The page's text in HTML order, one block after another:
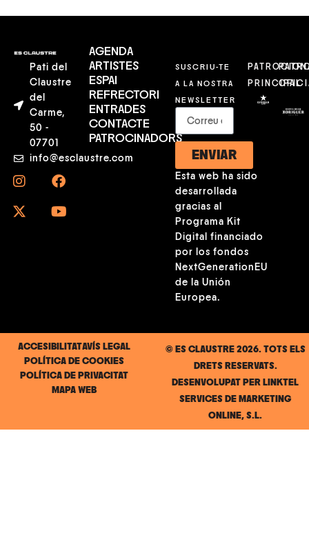
Pati del
Claustre
del
Carme,
50 -
07701
info@esclaustre.com
AGENDA
ARTISTES
ESPAI
REFRECTORI
ENTRADES
CONTACTE
PATROCINADORS
SUSCRIU-TE
A LA NOSTRA
NEWSLETTER
ENVIAR
Esta web ha sido
desarrollada
gracias al
Programa Kit
Digital financiado
por los fondos
NextGenerationEU
de la Unión
Europea.
PRINCIPAL
© ES CLAUSTRE 2026. TOTS ELS
DRETS RESERVATS.
DESENVOLUPAT PER LINKTEL
SERVICES DE MARKETING
ONLINE, S.L.
ACCESIBILITATAVÍS LEGAL
POLÍTICA DE COOKIES
POLÍTICA DE PRIVACITAT
MAPA WEB